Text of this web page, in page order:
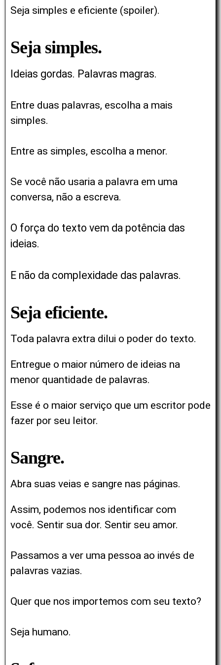
Seja simples e eficiente (spoiler).
Seja simples.
Ideias gordas. Palavras magras.
Entre duas palavras, escolha a mais
simples.
Entre as simples, escolha a menor.
Se você não usaria a palavra em uma
conversa, não a escreva.
O força do texto vem da potência das
ideias.
E não da complexidade das palavras.
Seja eficiente.
Toda palavra extra dilui o poder do texto.
Entregue o maior número de ideias na
menor quantidade de palavras.
Esse é o maior serviço que um escritor pode
fazer por seu leitor.
Sangre.
Abra suas veias e sangre nas páginas.
Assim, podemos nos identificar com
você. Sentir sua dor. Sentir seu amor.
Passamos a ver uma pessoa ao invés de
palavras vazias.
Quer que nos importemos com seu texto?
Seja humano.